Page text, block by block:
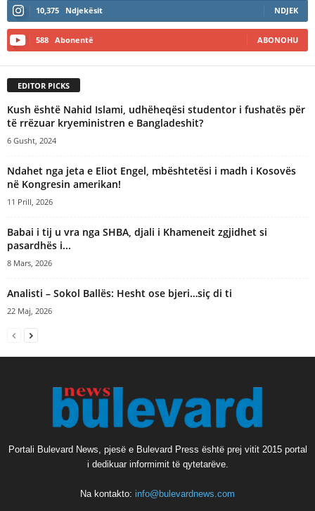
10,375 Ndjekësit NDJEK
588 Abonentë ABONOHU
EDITOR PICKS
Kush është Nahid Islami, udhëheqësi studentor i fushatës për
të rrëzuar kryeministren e Bangladeshit?
6 Gusht, 2024
Ndahet nga jeta e Eliot Engel, mbështetësi i madh i Kosovës
në Kongresin amerikan!
11 Prill, 2026
Babai i tij u vra nga SHBA, djali i Khameneit zgjidhet si
pasardhës i...
8 Mars, 2026
Analisti – Sokol Ballës: Hesht ose bjeri…siç di ti
22 Maj, 2026
Portali Bulevard News, pjesë e Bulevard Press është prej vitit 2015 portal
i dedikuar informimit të qytetarëve.
Na kontakto: info@bulevardnews.com